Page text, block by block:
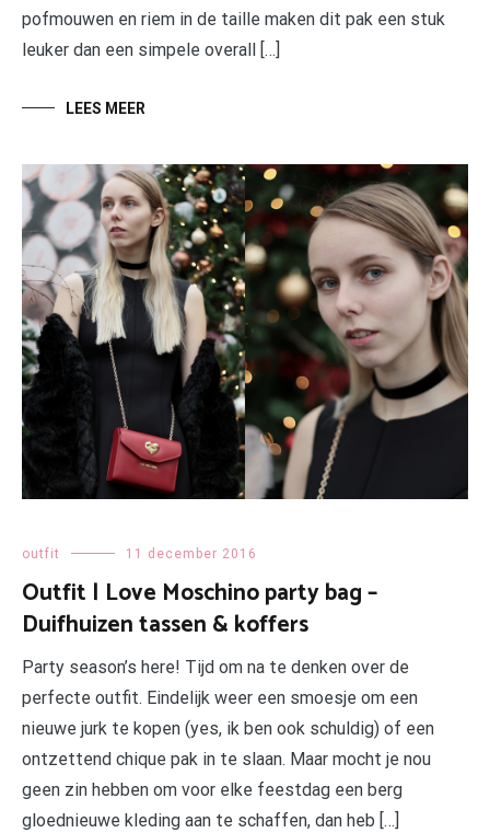
pofmouwen en riem in de taille maken dit pak een stuk
leuker dan een simpele overall […]
LEES MEER
outfit 11 december 2016
Outfit | Love Moschino party bag –
Duifhuizen tassen & koffers
Party season’s here! Tijd om na te denken over de
perfecte outfit. Eindelijk weer een smoesje om een
nieuwe jurk te kopen (yes, ik ben ook schuldig) of een
ontzettend chique pak in te slaan. Maar mocht je nou
geen zin hebben om voor elke feestdag een berg
gloednieuwe kleding aan te schaffen, dan heb […]